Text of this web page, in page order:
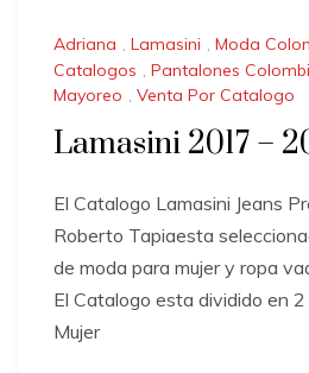
Adriana , Lamasini , Moda
Catalogos , Pantalones
Mayoreo , Venta Por Catalogo
Lamasini 2017 –
El Catalogo Lamasini Jeans
Roberto Tapiaesta
de moda para mujer y ropa
El Catalogo esta dividido en
Mujer